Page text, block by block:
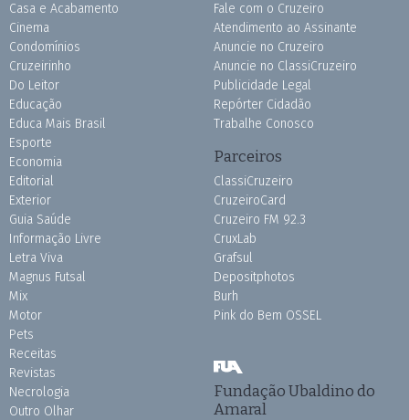
Casa e Acabamento
Cinema
Condomínios
Cruzeirinho
Do Leitor
Educação
Educa Mais Brasil
Esporte
Economia
Editorial
Exterior
Guia Saúde
Informação Livre
Letra Viva
Magnus Futsal
Mix
Motor
Pets
Receitas
Revistas
Necrologia
Outro Olhar
Fale com o Cruzeiro
Atendimento ao Assinante
Anuncie no Cruzeiro
Anuncie no ClassiCruzeiro
Publicidade Legal
Repórter Cidadão
Trabalhe Conosco
Parceiros
ClassiCruzeiro
CruzeiroCard
Cruzeiro FM 92.3
CruxLab
Grafsul
Depositphotos
Burh
Pink do Bem OSSEL
Fundação Ubaldino do
Amaral